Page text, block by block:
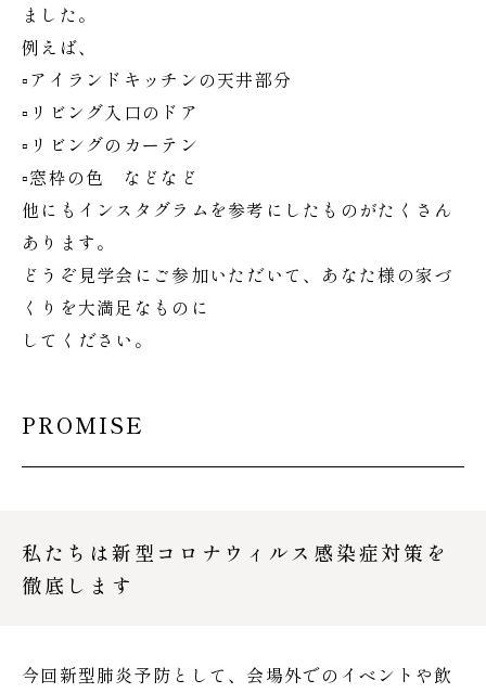
ました。
例えば、
▫アイランドキッチンの天井部分
▫リビング入口のドア
▫リビングのカーテン
▫窓枠の色 などなど
他にもインスタグラムを参考にしたものがたくさん
あります。
どうぞ見学会にご参加いただいて、あなた様の家づ
くりを大満足なものに
してください。
PROMISE
私たちは新型コロナウィルス感染症対策を
徹底します
今回新型肺炎予防として、会場外でのイベントや飲